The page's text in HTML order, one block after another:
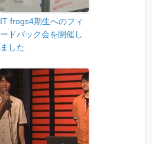
IT frogs4期生へのフィ
ードバック会を開催し
ました